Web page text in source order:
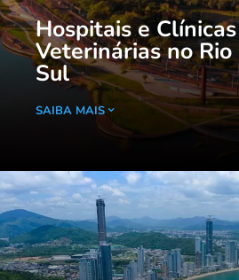
Hospitais e Clínicas
Veterinárias no
Sul
SAIBA MAIS